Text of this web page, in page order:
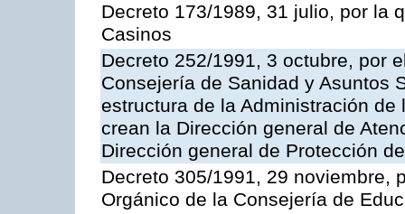
Decreto 173/1989, 31 julio, por la
Casinos
Decreto 252/1991, 3 octubre, por
Consejería de Sanidad y Asuntos
estructura de la Administración
crean la Dirección general de
Dirección general de Protección
Decreto 305/1991, 29 noviembre,
Orgánico de la Consejería de